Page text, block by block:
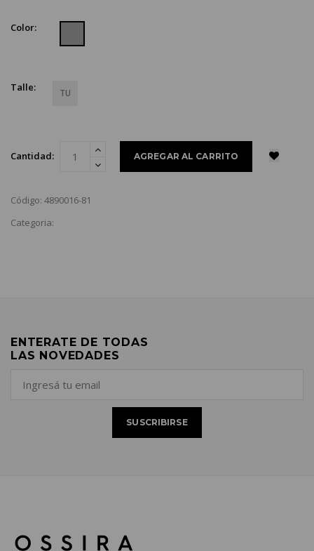
Color:
Talle: TU
Cantidad:
Código: 4890016-81
Categoria:
ENTERATE DE TODAS
LAS NOVEDADES